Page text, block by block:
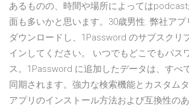
あるものの、時間や場所によっては
面も多いかと思います。30歳男性. 弊社ア
ダウンロードし、1Password のサブスクリ
インしてください。 いつでもどこでもパス
ス。1Password に追加したデータは、すべ
同期されます。強力な検索機能とカスタム
アプリのインストール方法および互換性の